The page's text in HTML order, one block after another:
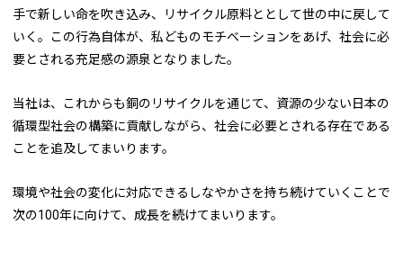
手で新しい命を吹き込み、リサイクル原料ととして世の中に戻して
いく。この行為自体が、私どものモチベーションをあげ、社会に必
要とされる充足感の源泉となりました。
当社は、これからも銅のリサイクルを通じて、資源の少ない日本の
循環型社会の構築に貢献しながら、社会に必要とされる存在である
ことを追及してまいります。
環境や社会の変化に対応できるしなやかさを持ち続けていくことで
次の100年に向けて、成長を続けてまいります。